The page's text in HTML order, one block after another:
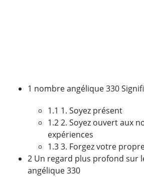
1 nombre angélique 330
1.1 1. Soyez présent
1.2 2. Soyez ouvert aux
expériences
1.3 3. Forgez votre
2 Un regard plus profond sur
angélique 330